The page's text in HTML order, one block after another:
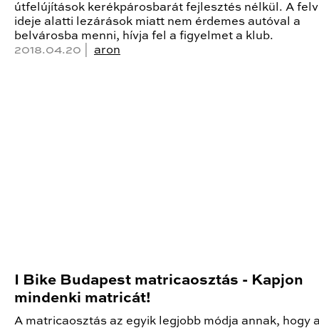
útfelújítások kerékpárosbarát fejlesztés nélkül. A
ideje alatti lezárások miatt nem érdemes autóval a
belvárosba menni, hívja fel a figyelmet a klub.
2018.04.20 | aron
I Bike Budapest matricaosztás - Kapjon
mindenki matricát!
A matricaosztás az egyik legjobb módja annak, hogy